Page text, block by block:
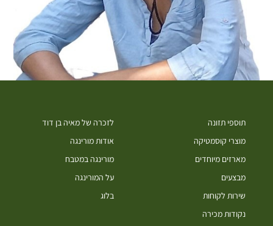
תוספי תזונה
מוצרי קוסמטיקה
מארזים מיוחדים
מבצעים
שירות לקוחות
נקודות מכירה
לזכרה של מאיה בן דוד
אודות מורינגה
מורינגה במטבח
על המורינגה
בלוג